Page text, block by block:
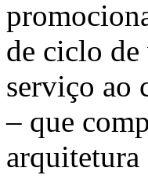
de ciclo de
serviço ao
– que
arquitetura